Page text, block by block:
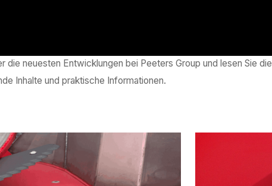
die neuesten Entwicklungen bei Peeters Group und lesen Sie die
Inhalte und praktische Informationen.